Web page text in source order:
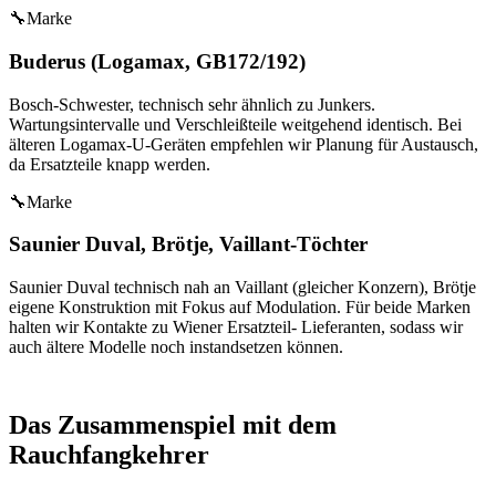
🔧Marke
Buderus (Logamax, GB172/192)
Bosch-Schwester, technisch sehr ähnlich zu Junkers.
Wartungsintervalle und Verschleißteile weitgehend identisch. Bei
älteren Logamax-U-Geräten empfehlen wir Planung für Austausch,
da Ersatzteile knapp werden.
🔧Marke
Saunier Duval, Brötje, Vaillant-Töchter
Saunier Duval technisch nah an Vaillant (gleicher Konzern), Brötje
eigene Konstruktion mit Fokus auf Modulation. Für beide Marken
halten wir Kontakte zu Wiener Ersatzteil- Lieferanten, sodass wir
auch ältere Modelle noch instandsetzen können.
Das Zusammenspiel mit dem
Rauchfangkehrer